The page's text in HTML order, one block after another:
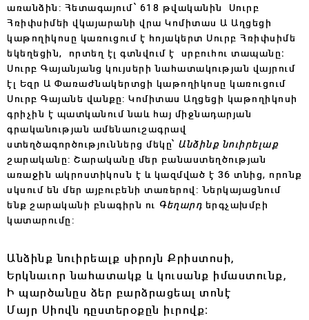
առանձին: Հետագայում՝ 618 թվականին Սուրբ
Հռիփսիմեի վկայարանի վրա Կոմիտաս Ա Աղցեցի
կաթողիկոսը կառուցում է հոյակերտ Սուրբ Հռիփսիմե
եկեղեցին,
որտեղ էլ գտնվում է սրբուհու տապանը։
Սուրբ Գայանյանց կույսերի նահատակության վայրում
էլ Եզր Ա Փառաժնակերտցի կաթողիկոսը կառուցում
Սուրբ Գայանե վանքը: Կոմիտաս Աղցեցի կաթողիկոսի
գրիչին է պատկանում նաև հայ միջնադարյան
գրականության ամենաուշագրավ
ստեղծագործություններց մեկը՝ Անձինք նուիրելաք
շարականը: Շարականը մեր բանաստեղծության
առաջին ակրոստիկոսն է և կազմված է 36 տնից, որոնք
սկսում են մեր այբուբենի տառերով: Ներկայացնում
ենք շարականի բնագիրն ու Գեղարդ երգչախմբի
կատարումը:
Անձինք նուիրեալք սիրոյն Քրիստոսի,
Երկնաւոր նահատակք և կուսանք իմաստունք,
Ի պարծանըս ձեր բարձրացեալ տոնէ
Մայր Սիովն դըստերօքըն իւրովք։